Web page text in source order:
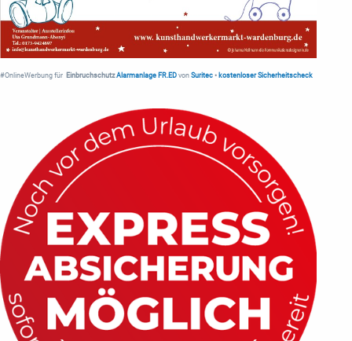
#OnlineWerbung für Einbruchschutz Alarmanlage FR.ED von Suritec • kostenloser Sicherheitscheck